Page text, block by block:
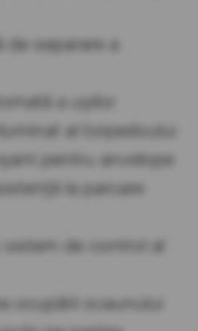
de separare a
a ușilor
al torpedoului
pentru anvelope
la parcare
sistem de control al
ocupării scaunului